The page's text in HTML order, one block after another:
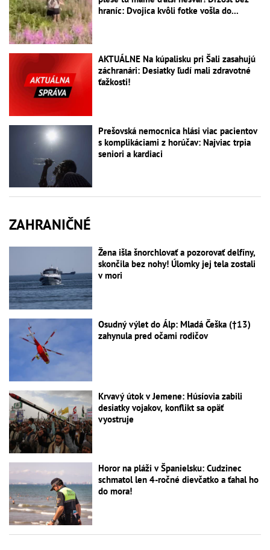
hraníc: Dvojica kvôli fotke vošla do...
AKTUÁLNE Na kúpalisku pri Šali zasahujú
záchranári: Desiatky ľudí mali zdravotné
ťažkosti!
Prešovská nemocnica hlási viac pacientov
s komplikáciami z horúčav: Najviac trpia
seniori a kardiaci
ZAHRANIČNÉ
Žena išla šnorchlovať a pozorovať delfíny,
skončila bez nohy! Úlomky jej tela zostali
v mori
Osudný výlet do Álp: Mladá Češka (†13)
zahynula pred očami rodičov
Krvavý útok v Jemene: Húsíovia zabili
desiatky vojakov, konflikt sa opäť
vyostruje
Horor na pláži v Španielsku: Cudzinec
schmatol len 4-ročné dievčatko a ťahal ho
do mora!